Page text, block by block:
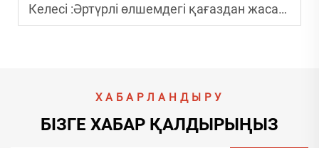
Келесі :Әртүрлі өлшемдегі қағаздан жасалған қораптар үшін бедерлі қораптар принтерін қалай таңдау керек?
ХАБАРЛАНДЫРУ
БІЗГЕ ХАБАР ҚАЛДЫРЫҢЫЗ